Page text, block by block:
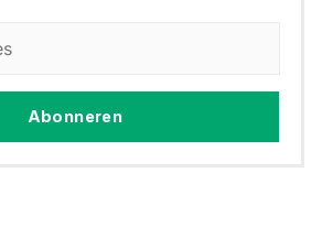
Abonneren